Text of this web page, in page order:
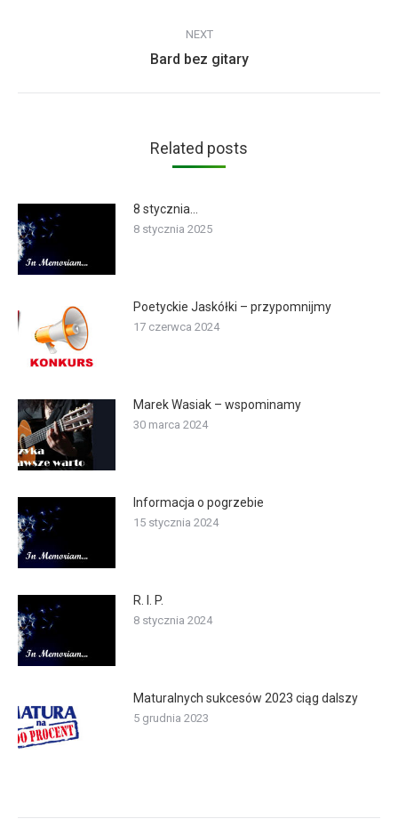
NEXT
Next
Bard bez gitary
Related posts
8 stycznia…
8 stycznia 2025
Poetyckie Jaskółki – przypomnijmy
17 czerwca 2024
Marek Wasiak – wspominamy
30 marca 2024
Informacja o pogrzebie
15 stycznia 2024
R. I. P.
8 stycznia 2024
Maturalnych sukcesów 2023 ciąg dalszy
5 grudnia 2023